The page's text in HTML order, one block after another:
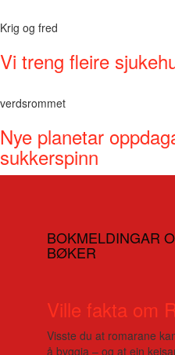
Krig og fred
Vi treng fleire
verdsrommet
Nye planetar
sukkerspinn
BOKMELDINGAR
BØKER
Ville fakta om
Visste du at romarane
å byggja – og at ein